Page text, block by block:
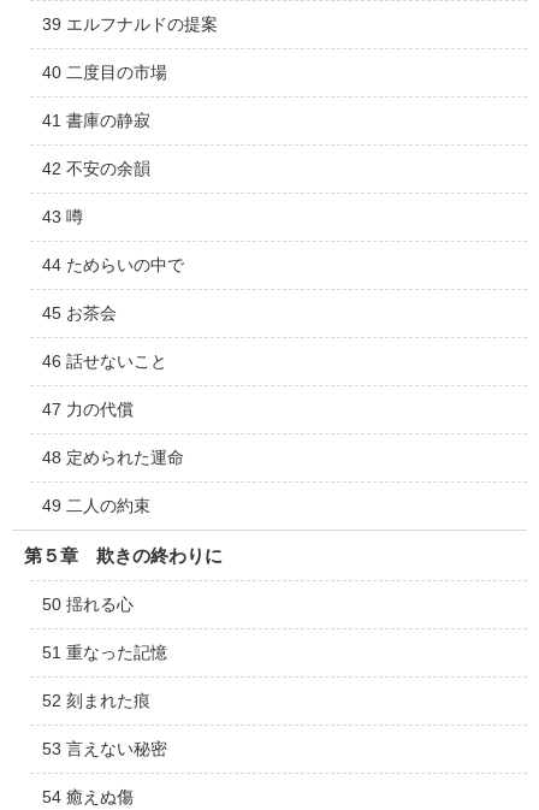
39 エルフナルドの提案
40 二度目の市場
41 書庫の静寂
42 不安の余韻
43 噂
44 ためらいの中で
45 お茶会
46 話せないこと
47 力の代償
48 定められた運命
49 二人の約束
第５章 欺きの終わりに
50 揺れる心
51 重なった記憶
52 刻まれた痕
53 言えない秘密
54 癒えぬ傷